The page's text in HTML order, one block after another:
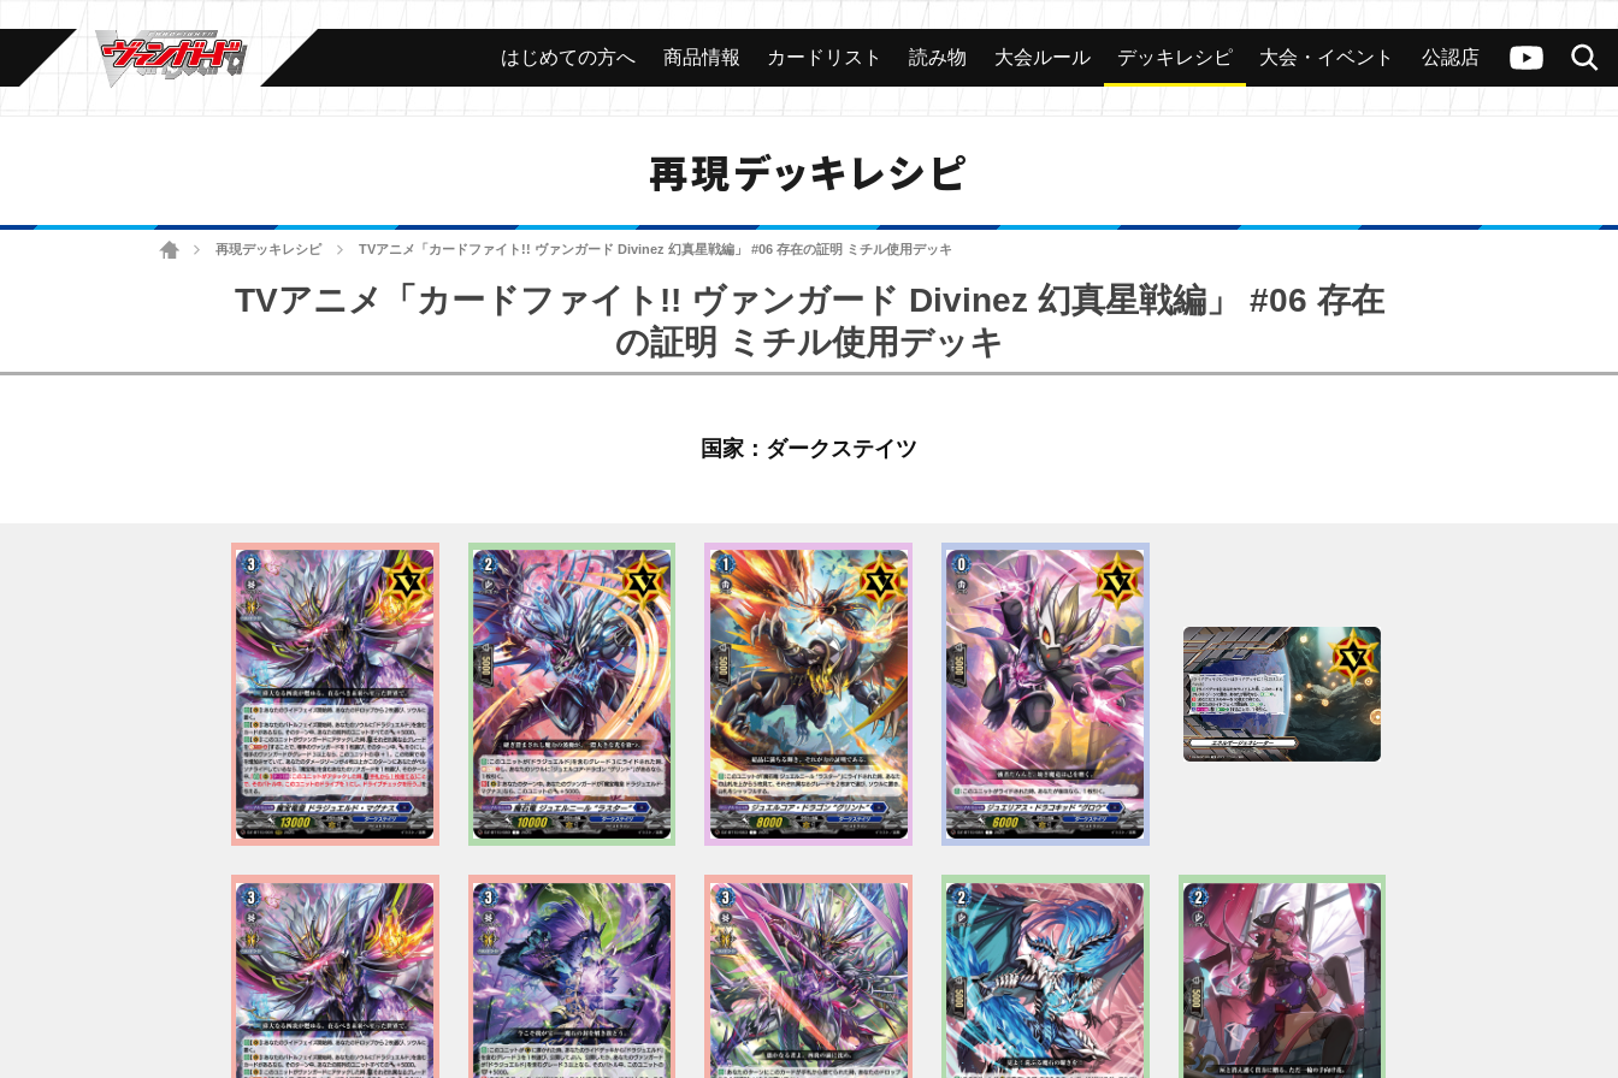
ヴァンガードch
検索
カード 大会 公認店舗 その他
はじめての方へ 商品情報 カードリスト 読み物 大会ルール デッキレシピ 大会・イベント 公認店
再現デッキレシピ
ホーム再現デッキレシピ TVアニメ「カードファイト!! ヴァンガード Divinez 幻真星戦編」 #06 存在の証明 ミチル使用デッキ
TVアニメ「カードファイト!! ヴァンガード Divinez 幻真星戦編」 #06 存在
の証明 ミチル使用デッキ
国家：ダークステイツ